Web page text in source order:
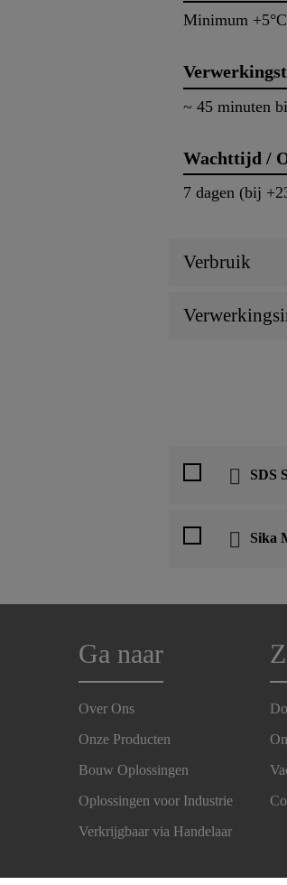
Minimum
~ 45 minuten
Wachttijd /
7 dagen (bij
Verbruik
SDS
Sika
Ga naar
Over Ons
Onze Producten
Bouw Oplossingen
Oplossingen voor Industrie
Verkrijgbaar via Handelaar